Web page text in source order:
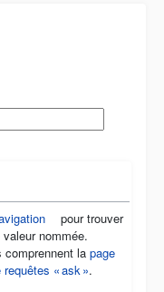
pour trouver
nommée.
comprennent la page
« ask ».